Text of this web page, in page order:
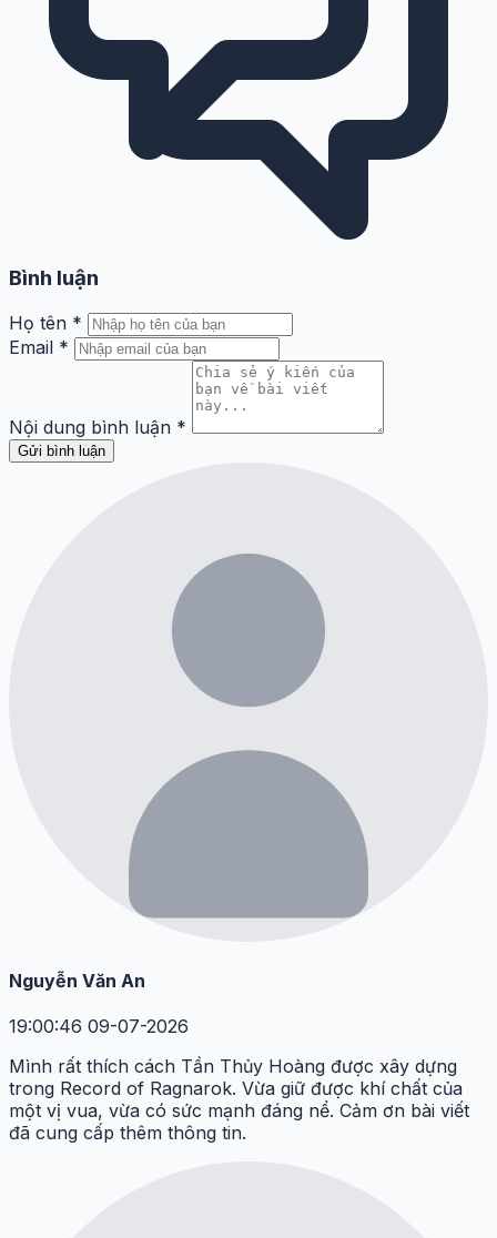
Bình luận
Họ tên *
Email *
Nội dung bình luận *
Gửi bình luận
Nguyễn Văn An
19:00:46 09-07-2026
Mình rất thích cách Tần Thủy Hoàng được xây dựng
trong Record of Ragnarok. Vừa giữ được khí chất của
một vị vua, vừa có sức mạnh đáng nể. Cảm ơn bài viết
đã cung cấp thêm thông tin.